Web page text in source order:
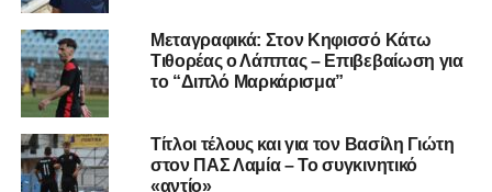
Μεταγραφικά: Στον Κηφισσό Κάτω
Τιθορέας ο Λάππας – Επιβεβαίωση για
το “Διπλό Μαρκάρισμα”
Τίτλοι τέλους και για τον Βασίλη Γιώτη
στον ΠΑΣ Λαμία – Το συγκινητικό
«αντίο»